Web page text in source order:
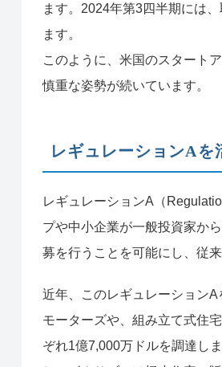
ます。2024年第3四半期には
ます。
このように、米国のスタート
慎重な姿勢が続いています。
レギュレーションAを
レギュレーションA（
プや中小企業が一般投資家か
募を行うことを可能にし、従
近年、このレギュレーション
モーターズや、組み立て式住
ぞれ1億7,000万ドルを調達し